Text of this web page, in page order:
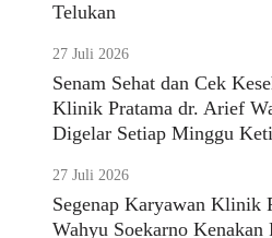
Telukan
27 Juli 2026
Senam Sehat dan Cek
Klinik Pratama dr. Arief
Digelar Setiap Minggu
27 Juli 2026
Segenap Karyawan Klinik
Wahyu Soekarno Kenakan